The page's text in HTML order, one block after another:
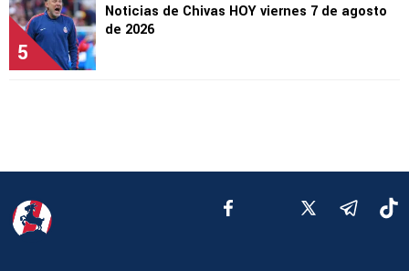
5
Noticias de Chivas HOY viernes 7 de agosto
de 2026